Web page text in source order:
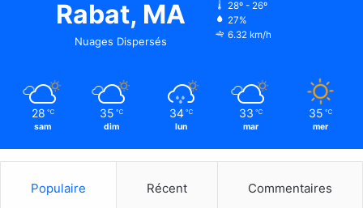
Rabat, MA
Nuages Dispersés
28º - 26º
27%
6.32 km/h
28 ℃
sam
35 ℃
dim
34 ℃
lun
33 ℃
mar
35 ℃
mer
Populaire Récent Commentaires